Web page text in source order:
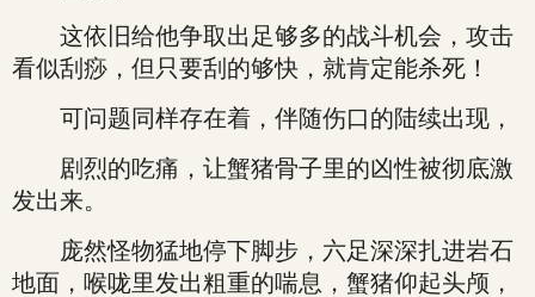
这依旧给他争取出足够多的战斗机会，攻击
看似刮痧，但只要刮的够快，就肯定能杀死！
可问题同样存在着，伴随伤口的陆续出现，
剧烈的吃痛，让蟹猪骨子里的凶性被彻底激
发出来。
庞然怪物猛地停下脚步，六足深深扎进岩石
地面，喉咙里发出粗重的喘息，蟹猪仰起头颅，